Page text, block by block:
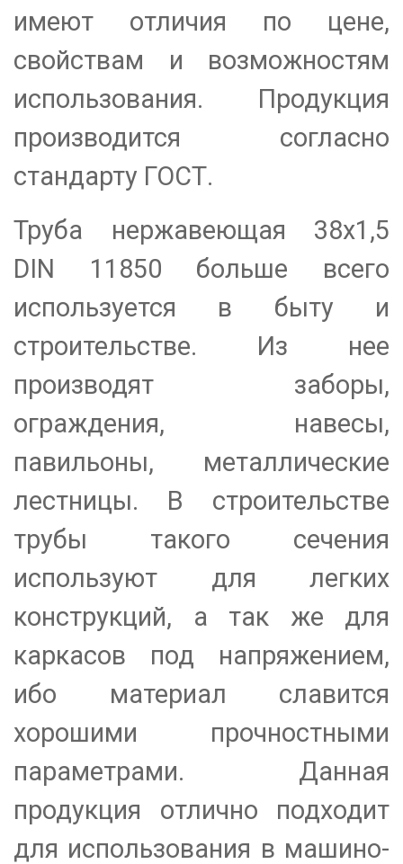
имеют отличия по цене,
свойствам и возможностям
использования. Продукция
производится согласно
стандарту ГОСТ.
Труба нержавеющая 38х1,5
DIN 11850 больше всего
используется в быту и
строительстве. Из нее
производят заборы,
ограждения, навесы,
павильоны, металлические
лестницы. В строительстве
трубы такого сечения
используют для легких
конструкций, а так же для
каркасов под напряжением,
ибо материал славится
хорошими прочностными
параметрами. Данная
продукция отлично подходит
для использования в машино-